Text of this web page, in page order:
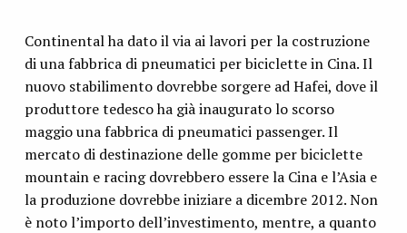
Continental ha dato il via ai lavori per la costruzione
di una fabbrica di pneumatici per biciclette in Cina. Il
nuovo stabilimento dovrebbe sorgere ad Hafei, dove il
produttore tedesco ha già inaugurato lo scorso
maggio una fabbrica di pneumatici passenger. Il
mercato di destinazione delle gomme per biciclette
mountain e racing dovrebbero essere la Cina e l’Asia e
la produzione dovrebbe iniziare a dicembre 2012. Non
è noto l’importo dell’investimento, mentre, a quanto